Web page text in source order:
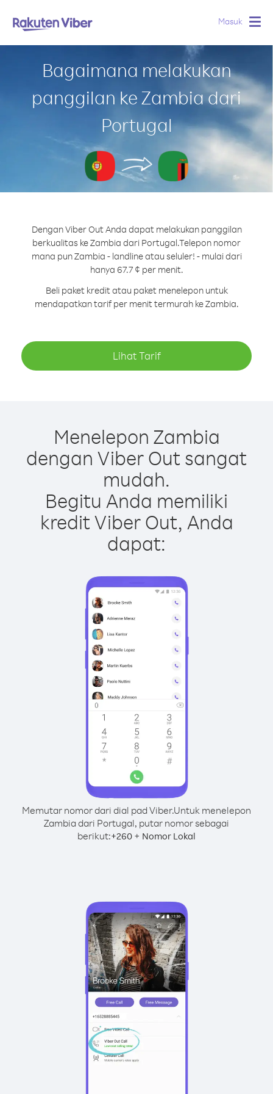
Masuk
Bagaimana melakukan
panggilan ke Zambia dari
Portugal
Dengan Viber Out Anda dapat melakukan panggilan
berkualitas ke Zambia dari Portugal.Telepon nomor
mana pun Zambia - landline atau seluler! - mulai dari
hanya 67.7 ¢ per menit.
Beli paket kredit atau paket menelepon untuk
mendapatkan tarif per menit termurah ke Zambia.
Lihat Tarif
Menelepon Zambia
dengan Viber Out sangat
mudah.
Begitu Anda memiliki
kredit Viber Out, Anda
dapat:
Memutar nomor dari dial pad Viber.Untuk menelepon
Zambia dari Portugal, putar nomor sebagai
berikut:+260 + Nomor Lokal